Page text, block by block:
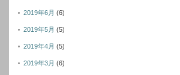
2019年6月 (6)
2019年5月 (5)
2019年4月 (5)
2019年3月 (6)